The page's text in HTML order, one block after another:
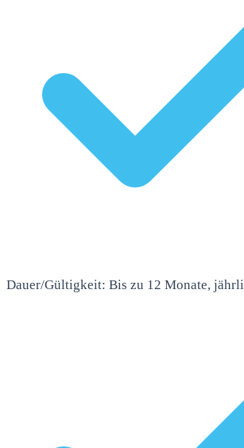
Dauer/Gültigkeit: Bis zu 12 Monate,